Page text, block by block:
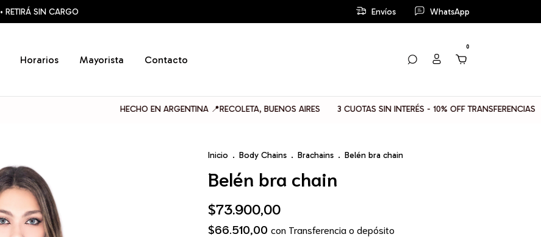
• RETIRÁ SIN CARGO Envíos WhatsApp
Horarios Mayorista Contacto
0
HECHO EN ARGENTINA 📍RECOLETA, BUENOS AIRES 3 CUOTAS SIN INTERÉS - 10% OFF TRANSFERENCIAS 📦 ENVIOS
Inicio . Body Chains . Brachains . Belén bra chain
Belén bra chain
$73.900,00
$66.510,00 con Transferencia o depósito